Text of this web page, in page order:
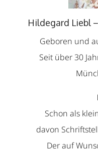
Hildegard Liebl
Geboren und
Seit über 30
Schon als
davon
Der auf